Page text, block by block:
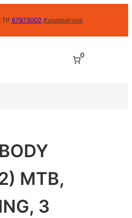
.Tlf 67973002.Kundeservice
0
MTB,
3